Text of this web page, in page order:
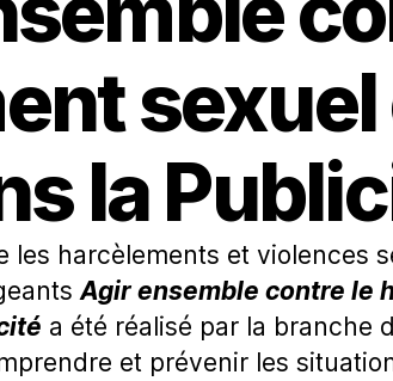
la
les harcèlements et violences
Agir ensemble contre le
a été réalisé par la branche
et prévenir les